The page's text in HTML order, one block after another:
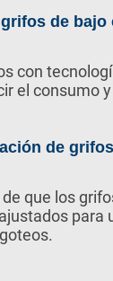
de bajo
con
el consumo
de grifos
que los
para